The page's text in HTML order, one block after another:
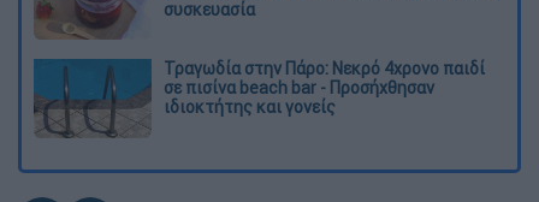
συσκευασία
Τραγωδία στην Πάρο: Νεκρό 4χρονο παιδί
σε πισίνα beach bar - Προσήχθησαν
ιδιοκτήτης και γονείς